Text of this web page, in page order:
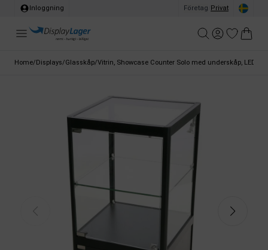
Inloggning Företag Privat
Home/Displays/Glasskåp/Vitrin, Showcase Counter Solo med underskåp, LED-